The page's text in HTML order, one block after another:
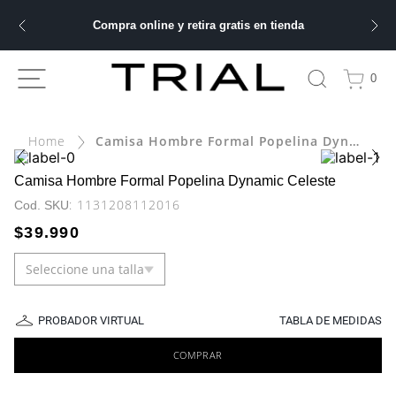
Compra online y retira gratis en tienda
0
Camisa Hombre Formal Popelina Dynamic Celeste
Camisa Hombre Formal Popelina Dynamic Celeste
: 1131208112016
$39.990
Seleccione una talla
PROBADOR VIRTUAL TABLA DE MEDIDAS
COMPRAR
BUSCADOS